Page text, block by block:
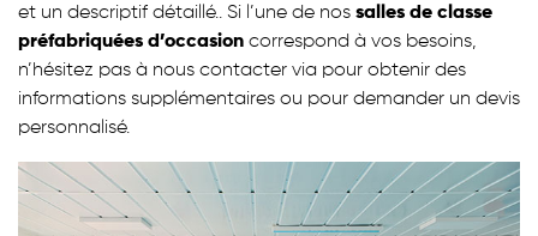
et un descriptif détaillé.. Si l’une de nos salles de classe
préfabriquées d’occasion correspond à vos besoins,
n’hésitez pas à nous contacter via pour obtenir des
informations supplémentaires ou pour demander un devis
personnalisé.